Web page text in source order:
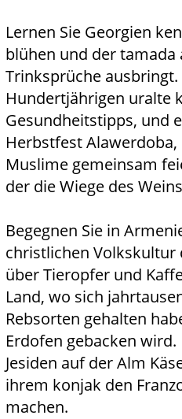
Lernen Sie Georgien
blühen und der tamada
Trinksprüche ausbringt.
Hundertjährigen uralte
Gesundheitstipps, und
Herbstfest
Muslime gemeinsam
der die Wiege des
Begegnen Sie in
christlichen Volkskultur
über Tieropfer und
Land, wo sich
Rebsorten gehalten
Erdofen gebacken
Jesiden auf der Alm
ihrem konjak den
machen.